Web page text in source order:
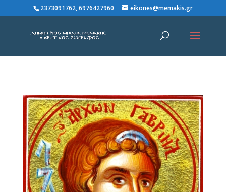
2373091762, 6976427960 eikones@memakis.gr